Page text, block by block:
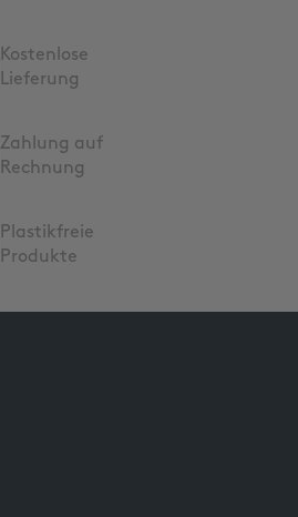
Kostenlose
Lieferung
Zahlung auf
Rechnung
Plastikfreie
Produkte